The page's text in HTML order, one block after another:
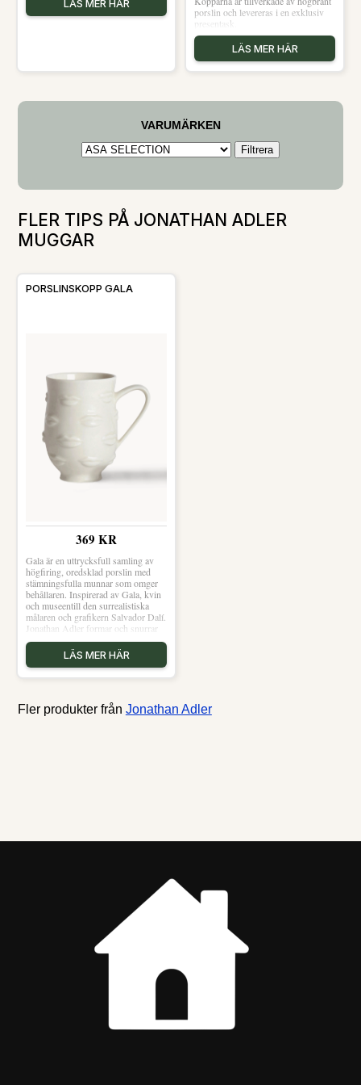
som en skål.- Tillverkad i USA
Skötselråd för muggen- Tål
LÄS MER HÄR
porslin och levereras i en exklusiv
presentask.
LÄS MER HÄR
VARUMÄRKEN
FLER TIPS PÅ JONATHAN ADLER
MUGGAR
PORSLINSKOPP GALA
369 KR
Gala är en uttrycksfull samling av
högfiring, oredsklad porslin med
stämningsfulla munnar som omger
behållaren. Inspirerad av Gala, kvin
och museentill den surrealistiska
målaren och grafikern Salvador Dalí.
Jonathan Adler formar och snurrar
modellerna och ersätter sedan de
karakteristiska geometris
LÄS MER HÄR
Fler produkter från Jonathan Adler